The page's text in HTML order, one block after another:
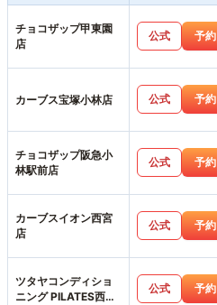
チョコザップ甲東園
店
公式 予約
カーブス宝塚小林店 公式 予約
チョコザップ阪急小
林駅前店
公式 予約
カーブスイオン西宮
店
公式 予約
ツタヤコンディショ
ニング PILATES西宮
公式 予約